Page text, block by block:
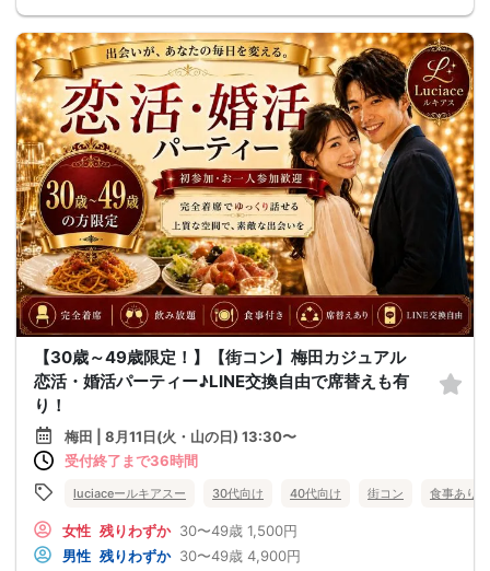
【30歳～49歳限定！】【街コン】梅田カジュアル
恋活・婚活パーティー♪LINE交換自由で席替えも有
り！
梅田 | 8月11日(火・山の日) 13:30〜
受付終了まで36時間
luciaceールキアスー 30代向け 40代向け 街コン 食事あり
女性 残りわずか 30〜49歳 1,500円
男性 残りわずか 30〜49歳 4,900円